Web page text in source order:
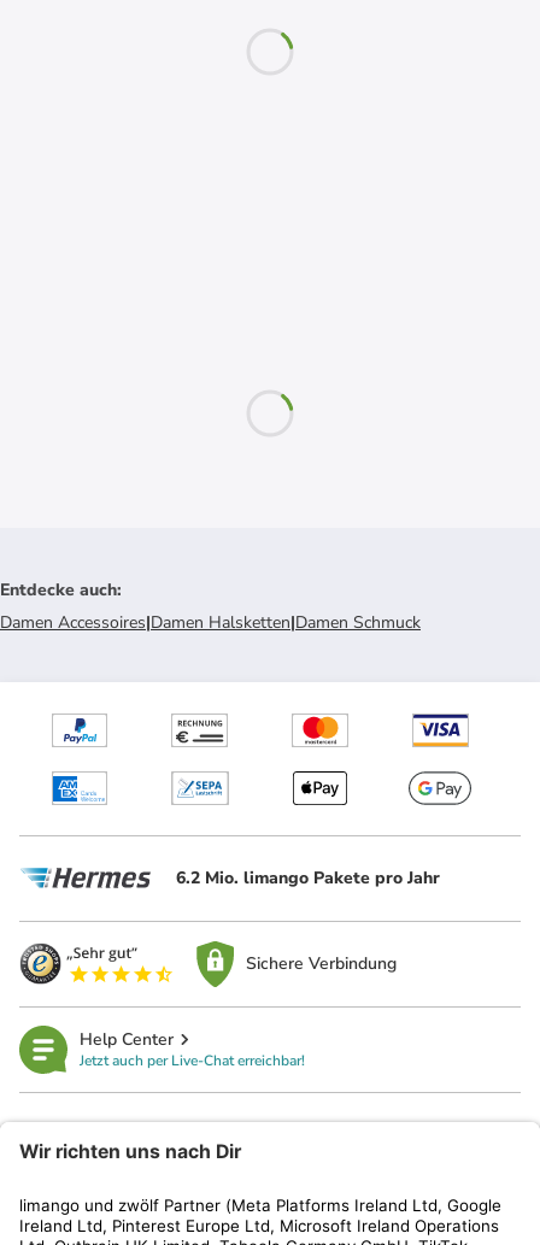
Entdecke auch:
Damen Accessoires|Damen Halsketten|Damen Schmuck
6.2 Mio. limango Pakete pro Jahr
Sichere Verbindung
Help Center
Jetzt auch per Live-Chat erreichbar!